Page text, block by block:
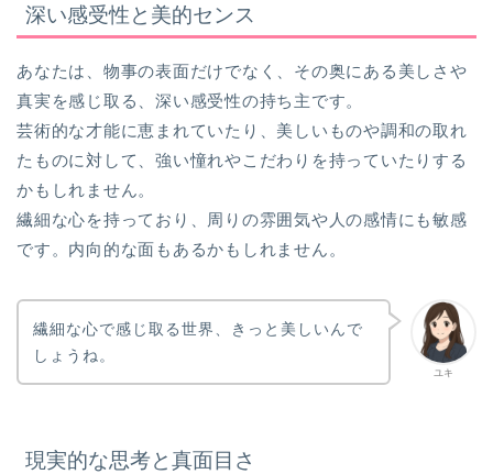
深い感受性と美的センス
あなたは、物事の表面だけでなく、その奥にある美しさや
真実を感じ取る、深い感受性の持ち主です。
芸術的な才能に恵まれていたり、美しいものや調和の取れ
たものに対して、強い憧れやこだわりを持っていたりする
かもしれません。
繊細な心を持っており、周りの雰囲気や人の感情にも敏感
です。内向的な面もあるかもしれません。
ユキ
繊細な心で感じ取る世界、きっと美しいんで
しょうね。
現実的な思考と真面目さ